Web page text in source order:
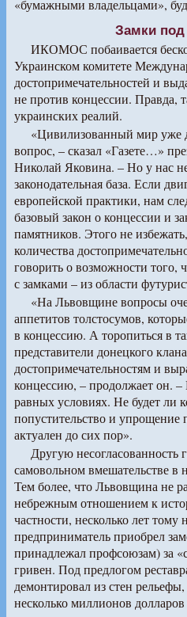
«бумажными владельцами»,
Замки под
ИКОМОС побаивается
Украинском комитете
достопримечательностей и
не против концессии. Правда,
украинских реалий.
«Цивилизованный мир уже
вопрос, – сказал «Газете…»
Николай Яковина. – Но у нас
законодательная база. Если
европейской практики, нам
базовый закон о концессии и
памятников. Этого не
количества
говорить о возможности того,
с замками – из области
«На Львовщине вопросы
аппетитов толстосумов,
в концессию. А торопиться в
представители донецкого
достопримечательностям и
концессию, – продолжает он.
равных условиях. Не будет ли
попустительство и упрощение
актуален до сих пор».
Другую несогласованность
самовольном вмешательстве в
Тем более, что Львовщина не
небрежным отношением к
частности, несколько лет тому
предприниматель приобрел
принадлежал профсоюзам) за
гривен. Под предлогом
демонтировал из стен
несколько миллионов